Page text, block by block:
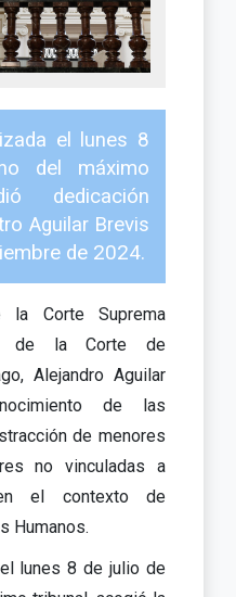
el lunes 8
del máximo
dedicación
Aguilar Brevis
de 2024.
la Corte Suprema
de la Corte de
Alejandro Aguilar
de las
de menores
no vinculadas a
el contexto de
Humanos.
lunes 8 de julio de